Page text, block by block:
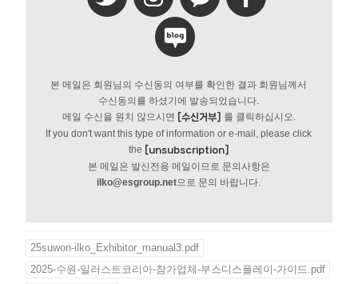
본 메일은 회원님의 수신동의 여부를 확인한 결과 회원님께서
수신동의를 하셨기에 발송되었습니다.
메일 수신을 원치 않으시면
[수신거부]
를 클릭하십시오.
If you don't want this type of information or e-mail, please click
the
[unsubscription]
본 메일은 발신전용 메일이므로 문의사항은
ilko@esgroup.net으로 문의 바랍니다.
25suwon-ilko_Exhibitor_manual3.pdf
2025-수원-일러스트코리아-참가업체-부스디스플레이-가이드.pdf